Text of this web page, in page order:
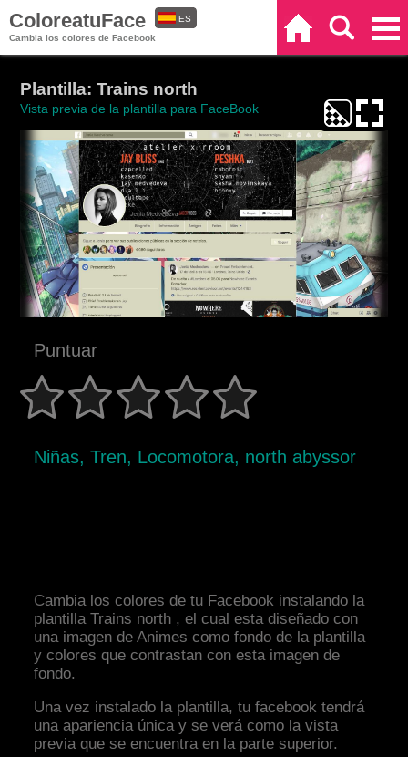
ColoreatuFace
Cambia los colores de Facebook
ES
Plantilla: Trains north
Vista previa de la plantilla para FaceBook
Puntuar
Niñas, Tren, Locomotora, north abyssor
Cambia los colores de tu Facebook instalando la
plantilla Trains north , el cual esta diseñado con
una imagen de Animes como fondo de la plantilla
y colores que contrastan con esta imagen de
fondo.
Una vez instalado la plantilla, tu facebook tendrá
una apariencia única y se verá como la vista
previa que se encuentra en la parte superior.